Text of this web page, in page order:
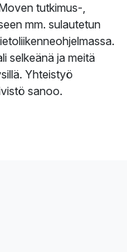
tutkimus-,
mm. sulautetun
selkeänä ja meitä
Yhteistyö
sanoo.